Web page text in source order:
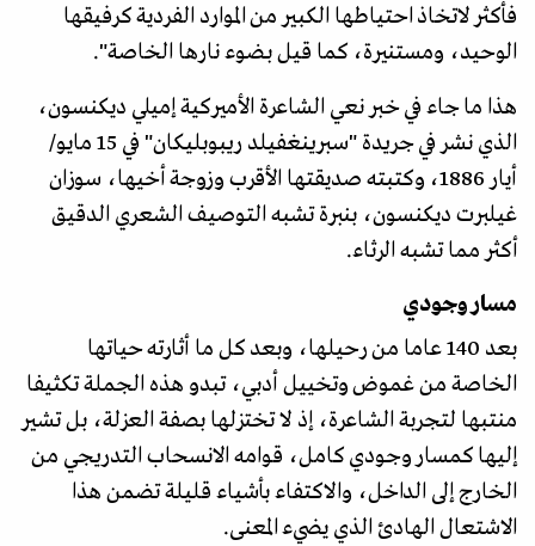
فأكثر لاتخاذ احتياطها الكبير من الموارد الفردية كرفيقها
الوحيد، ومستنيرة، كما قيل بـضوء نارها الخاصة".
هذا ما جاء في خبر نعي الشاعرة الأميركية إميلي ديكنسون،
الذي نشر في جريدة "سبرينغفيلد ريبوبليكان" في 15 مايو/
أيار 1886، وكتبته صديقتها الأقرب وزوجة أخيها، سوزان
غيلبرت ديكنسون، بنبرة تشبه التوصيف الشعري الدقيق
أكثر مما تشبه الرثاء.
مسار وجودي
بعد 140 عاما من رحيلها، وبعد كل ما أثارته حياتها
الخاصة من غموض وتخييل أدبي، تبدو هذه الجملة تكثيفا
منتبها لتجربة الشاعرة، إذ لا تختزلها بصفة العزلة، بل تشير
إليها كمسار وجودي كامل، قوامه الانسحاب التدريجي من
الخارج إلى الداخل، والاكتفاء بأشياء قليلة تضمن هذا
الاشتعال الهادئ الذي يضيء المعنى.